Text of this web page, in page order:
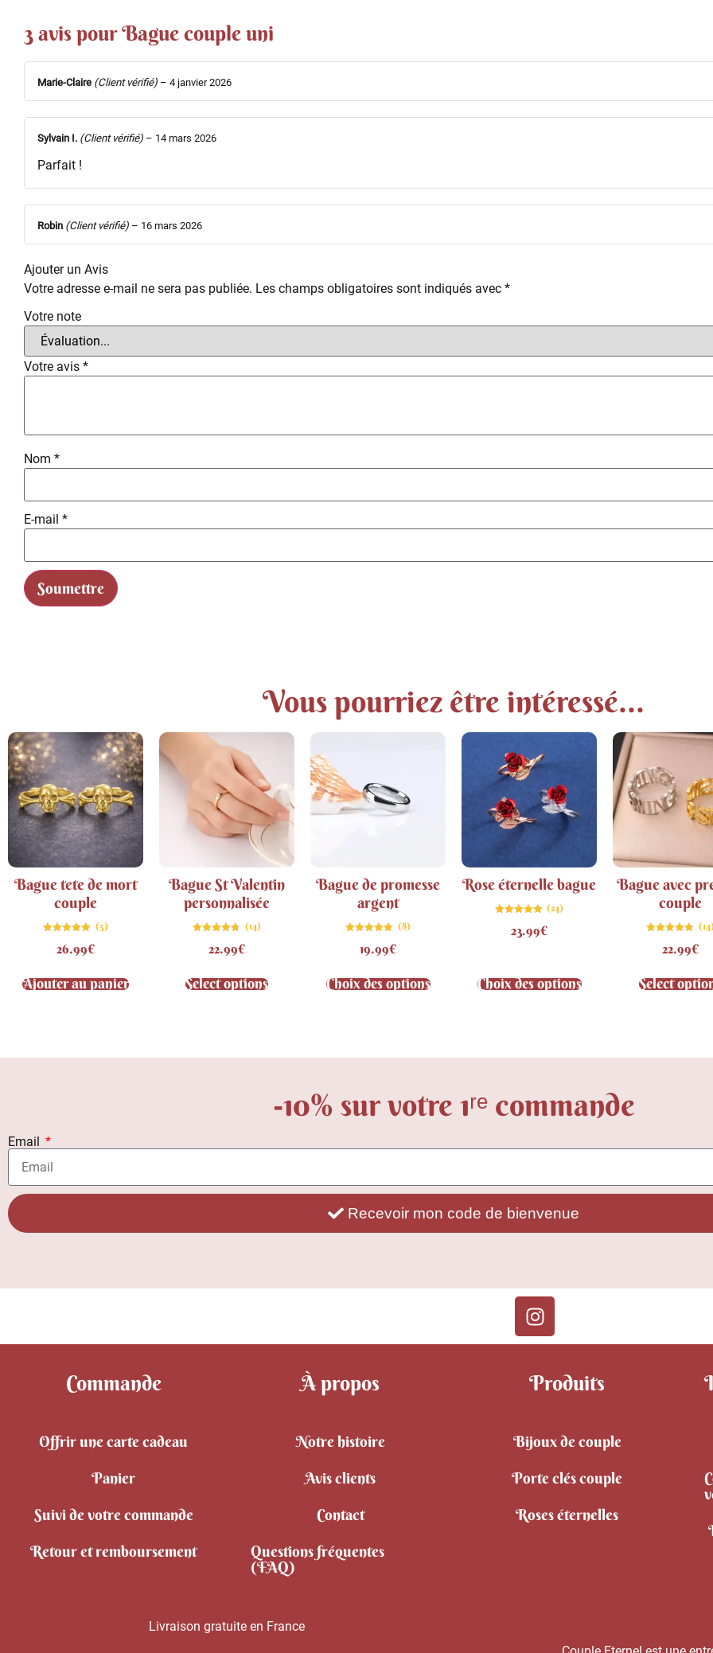
3 avis pourBague couple uni
Marie-Claire (Client vérifié) – 4 janvier 2026
Sylvain I. (Client vérifié) – 14 mars 2026
Parfait !
Robin (Client vérifié) – 16 mars 2026
Ajouter un Avis
Votre adresse e-mail ne sera pas publiée. Les champs obligatoires sont indiqués avec *
Votre note
Votre avis *
Nom *
E-mail *
Vous pourriez être intéressé...
Bague tete de mort
couple
5.00
sur 5
(5)
26.99€
Ajouter au panier
Bague St Valentin
personnalisée
4.71
sur 5
(14)
22.99€
Select options
Bague de promesse
argent
4.75
sur 5
(8)
19.99€
Choix des options
Rose éternelle bague
4.88
sur 5
(24)
23.99€
Choix des options
Bague avec
couple
4.79
sur 5
22.99€
Select
-10% sur votre 1ʳᵉ commande
Email
Recevoir mon code de bienvenue
Commande
Offrir une carte cadeau
Panier
Suivi de votre commande
Retour et remboursement
À propos
Notre histoire
Avis clients
Contact
Questions fréquentes
(FAQ)
Produits
Bijoux de couple
Porte clés couple
Roses éternelles
Livraison gratuite en France